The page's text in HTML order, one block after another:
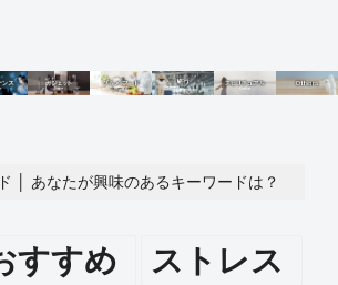
│ あなたが興味のあるキーワードは？
すすめ ストレス